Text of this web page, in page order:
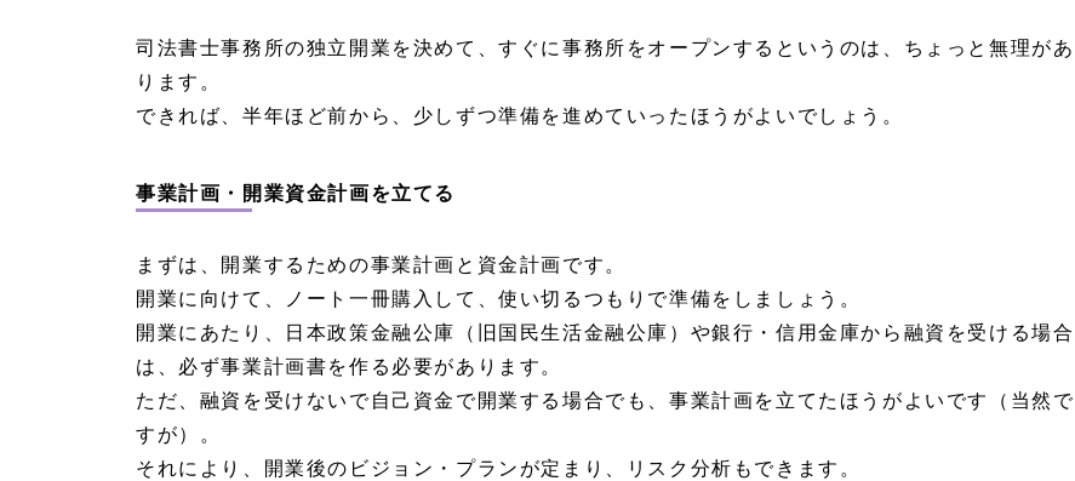
開業
に準
備す
るも
1.
4
開業
にあ
たっ
て検
討す
るこ
と
1
司法書士事務所の独立開業を決めて、すぐに事務所をオープンするというのは、ちょっと無理があ
ります。
できれば、半年ほど前から、少しずつ準備を進めていったほうがよいでしょう。
事業計画・開業資金計画を立てる
まずは、開業するための事業計画と資金計画です。
開業に向けて、ノート一冊購入して、使い切るつもりで準備をしましょう。
開業にあたり、日本政策金融公庫（旧国民生活金融公庫）や銀行・信用金庫から融資を受ける場合
は、必ず事業計画書を作る必要があります。
ただ、融資を受けないで自己資金で開業する場合でも、事業計画を立てたほうがよいです（当然で
すが）。
それにより、開業後のビジョン・プランが定まり、リスク分析もできます。